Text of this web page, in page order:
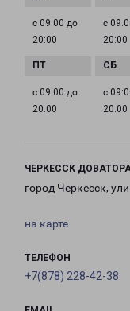
с 09:00 до
20:00
с
20:00
с 09:00 до
20:00
с
20:00
ЧЕРКЕССК
город Черкесск,
на карте
ТЕЛЕФОН
+7(878) 228-42-38